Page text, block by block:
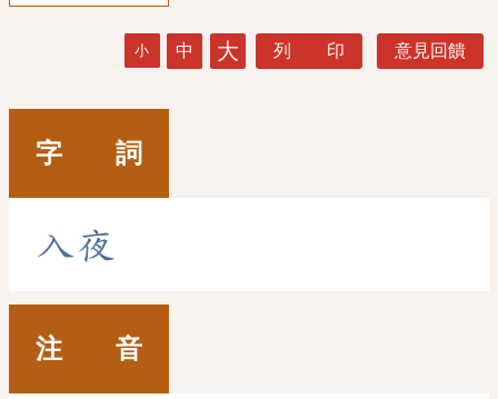
小 中 大 列 印 意見回饋
字 詞
入夜
注 音